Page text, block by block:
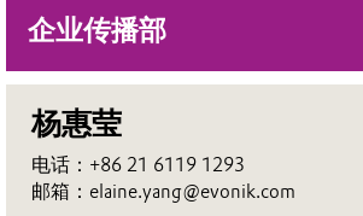
企业传播部
杨惠莹
电话：+86 21 6119 1293
邮箱：elaine.yang@evonik.com